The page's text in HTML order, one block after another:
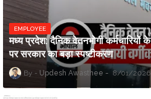
EMPLOYEE
मध्य प्रदेश: दैनिक वेतनभोगी कर्मचारियों
पर सरकार का बड़ा स्पष्टीकरण
Updesh Awasthee 8/01/2026